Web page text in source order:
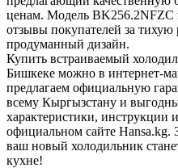
ценам. Модель BK256.2NFZC
отзывы покупателей за тихую
продуманный дизайн.
Купить встраиваемый
Бишкеке можно в интернет-
предлагаем официальную
всему Кыргызстану и
характеристики, инструкции
официальном сайте Hansa.kg.
ваш новый холодильник
кухне!